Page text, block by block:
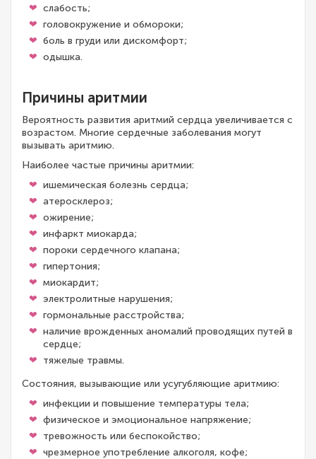
слабость;
головокружение и обмороки;
боль в груди или дискомфорт;
одышка.
Причины аритмии
Вероятность развития аритмий сердца увеличивается с
возрастом. Многие сердечные заболевания могут
вызывать аритмию.
Наиболее частые причины аритмии:
ишемическая болезнь сердца;
атеросклероз;
ожирение;
инфаркт миокарда;
пороки сердечного клапана;
гипертония;
миокардит;
электролитные нарушения;
гормональные расстройства;
наличие врожденных аномалий проводящих путей в
сердце;
тяжелые травмы.
Состояния, вызывающие или усугубляющие аритмию:
инфекции и повышение температуры тела;
физическое и эмоциональное напряжение;
тревожность или беспокойство;
чрезмерное употребление алкоголя, кофе;